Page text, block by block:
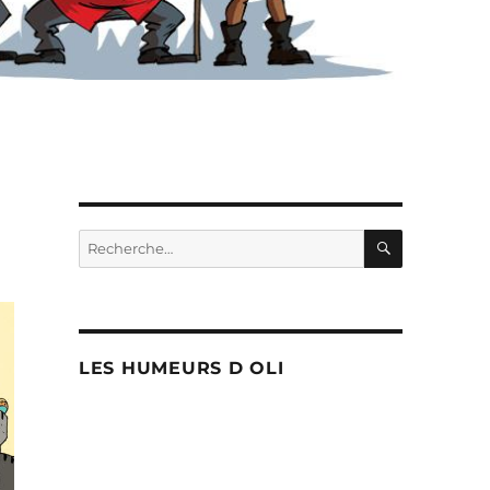
Recherche
pour :
LES HUMEURS D OLI